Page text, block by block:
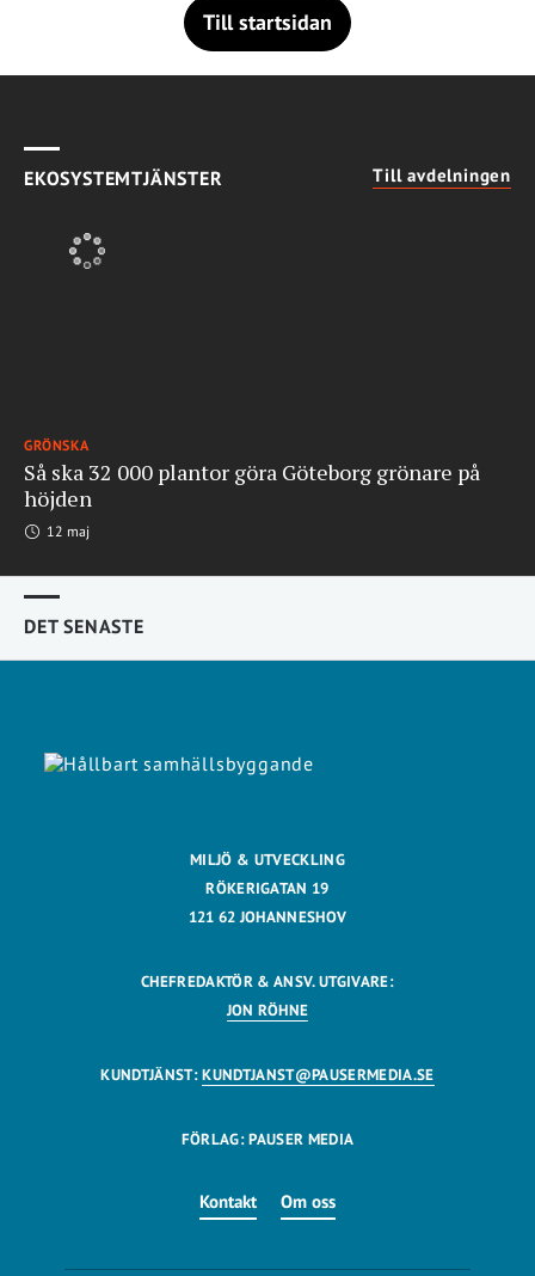
Till startsidan
EKOSYSTEMTJÄNSTER Till avdelningen
GRÖNSKA
Så ska 32 000 plantor göra Göteborg grönare på
höjden
12 maj
DET SENASTE
MILJÖ & UTVECKLING
RÖKERIGATAN 19
121 62 JOHANNESHOV
CHEFREDAKTÖR & ANSV. UTGIVARE:
JON RÖHNE
KUNDTJÄNST:KUNDTJANST@PAUSERMEDIA.SE
FÖRLAG: PAUSER MEDIA
Kontakt Om oss